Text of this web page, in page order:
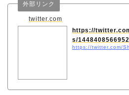
twitter.com
外部リンク
https://
s/